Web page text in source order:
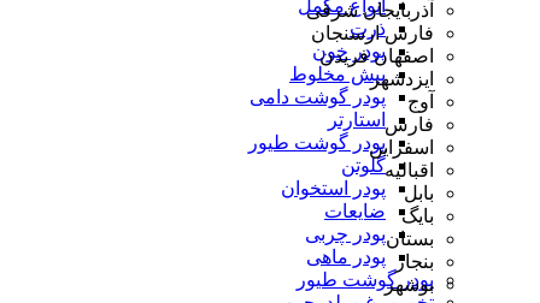
انواع مکمل
ذرت
پودر خون
پیش مخلوط
پودر گوشت دامی
استارتر
پودر گوشت طیور
گلوتن
پودر استخوان
ضایعات
پودر چربی
پودر ماهی
پودر گوشت طیور
آذربایجان شرقی
فارس ارسنجان
اصفهان فریدن
ایزدشهر
آوج
فارس
اسفراین
اقبالیه
بابل
بایگ
بستان
بنجار
بوشهر